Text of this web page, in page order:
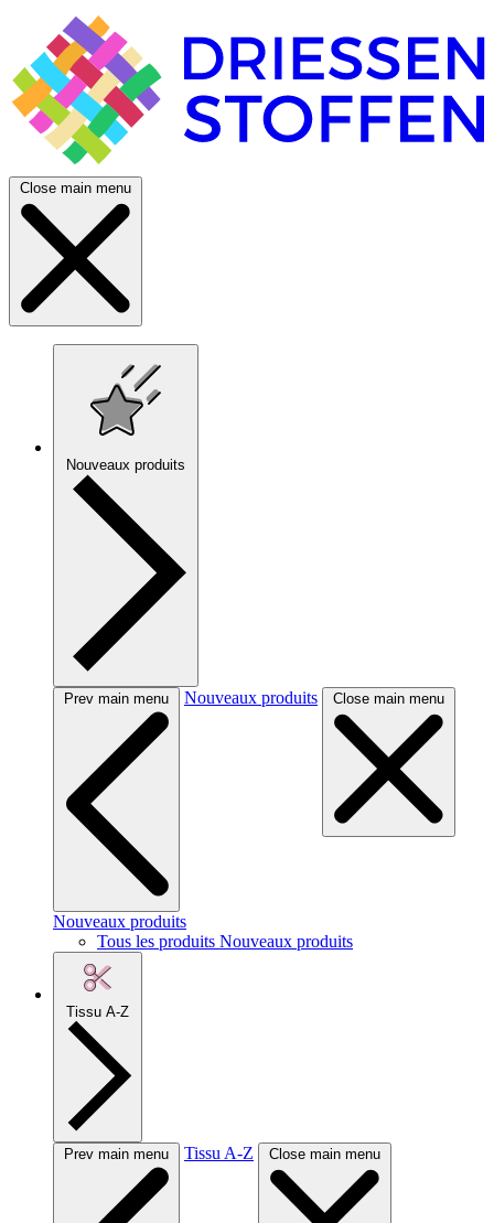
Close main menu
Nouveaux produits
Prev main menu Nouveaux produits Close main menu
Nouveaux produits
Tous les produits Nouveaux produits
Tissu A-Z
Prev main menu Tissu A-Z Close main menu